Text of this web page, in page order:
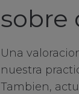
sobre
Una
nuestra
Tambien,